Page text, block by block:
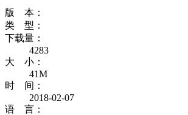
版 本：
类 型：
下载量：
4283
大 小：
41M
时 间：
2018-02-07
语 言：